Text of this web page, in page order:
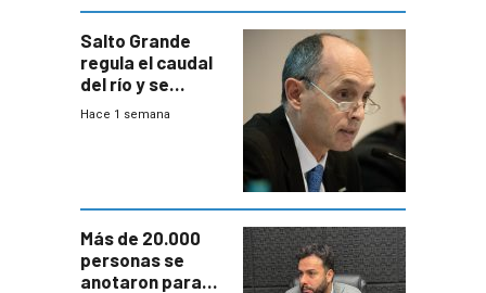
Salto Grande
regula el caudal
del río y se
prepara para un
Hace 1 semana
Más de 20.000
personas se
anotaron para